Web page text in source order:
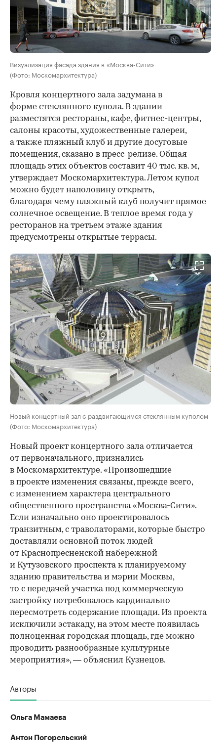
Визуализация фасада здания в «Москва-Сити»
(Фото: Москомархитектура)
Кровля концертного зала задумана в
форме стеклянного купола. В здании
разместятся рестораны, кафе, фитнес-центры,
салоны красоты, художественные галереи,
а также пляжный клуб и другие досуговые
помещения, сказано в пресс-релизе. Общая
площадь этих объектов составит 40 тыс. кв. м,
утверждает Москомархитектура. Летом купол
можно будет наполовину открыть,
благодаря чему пляжный клуб получит прямое
солнечное освещение. В теплое время года у
ресторанов на третьем этаже здания
предусмотрены открытые террасы.
Новый концертный зал с раздвигающимся стеклянным куполом
(Фото: Москомархитектура)
Новый проект концертного зала отличается
от первоначального, признались
в Москомархитектуре. «Произошедшие
в проекте изменения связаны, прежде всего,
с изменением характера центрального
общественного пространства «Москва-Сити».
Если изначально оно проектировалось
транзитным, с траволаторами, которые быстро
доставляли основной поток людей
от Краснопресненской набережной
и Кутузовского проспекта к планируемому
зданию правительства и мэрии Москвы,
то с передачей участка под коммерческую
застройку потребовалось кардинально
пересмотреть содержание площади. Из проекта
исключили эстакаду, на этом месте появилась
полноценная городская площадь, где можно
проводить разнообразные культурные
мероприятия», — объяснил Кузнецов.
Авторы
Ольга Мамаева
Антон Погорельский